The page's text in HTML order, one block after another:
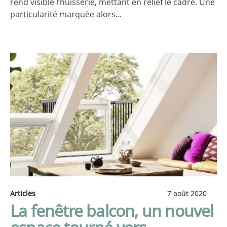
particularité marquée alors...
Articles 7 août 2020
La fenêtre balcon, un nouvel